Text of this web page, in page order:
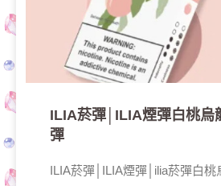
ILIA菸彈│ILIA煙彈白桃烏
彈
ILIA菸彈│ILIA煙彈│ilia菸彈白桃